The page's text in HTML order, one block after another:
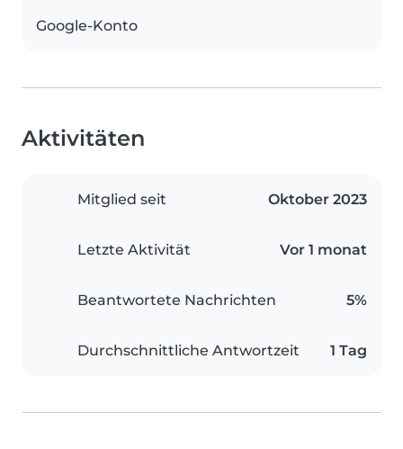
Google-Konto
Aktivitäten
Mitglied seit Oktober 2023
Letzte Aktivität Vor 1 monat
Beantwortete Nachrichten 5%
Durchschnittliche Antwortzeit 1 Tag